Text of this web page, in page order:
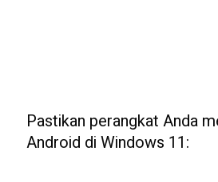
Pastikan perangkat Anda
Android di Windows 11: